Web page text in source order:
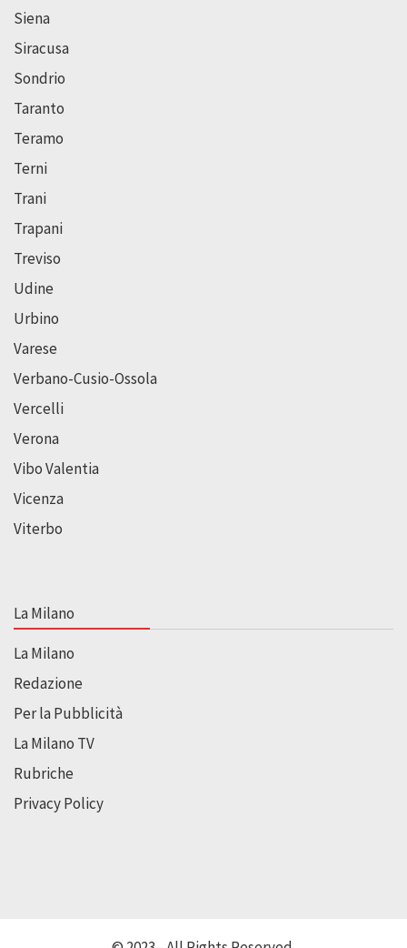
Siena
Siracusa
Sondrio
Taranto
Teramo
Terni
Trani
Trapani
Treviso
Udine
Urbino
Varese
Verbano-Cusio-Ossola
Vercelli
Verona
Vibo Valentia
Vicenza
Viterbo
La Milano
La Milano
Redazione
Per la Pubblicità
La Milano TV
Rubriche
Privacy Policy